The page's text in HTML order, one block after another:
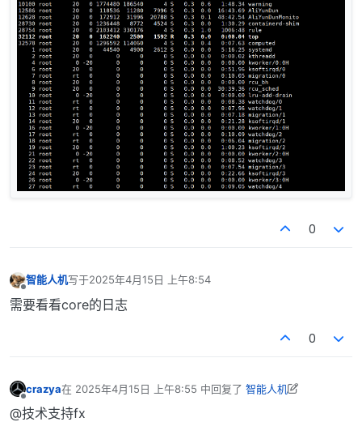
0
智能人机写于2025年4月15日 上午8:54
最后由 编辑
需要看看core的日志
0
crazya在 2025年4月15日 上午8:55 中回复了 智能人机
最后由 crazya 编辑2025年4月15日 下午5:00
@技术支持fx